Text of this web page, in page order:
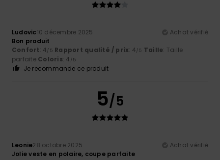
Ludovic10 décembre 2025
Achat vérifié
Bon produit
Confort: 4/5 Rapport qualité / prix: 4/5 Taille: Taille
parfaite Coloris: 4 /5
Je recommande ce produit
5/5
Leonie28 octobre 2025
Achat vérifié
Jolie veste en polaire, coupe parfaite